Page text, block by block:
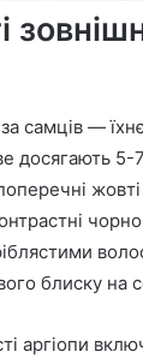
самців —
досягають
жовті
блиску на
аргіопи